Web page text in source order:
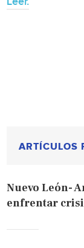
ARTÍCULOS
Nuevo León-
enfrentar